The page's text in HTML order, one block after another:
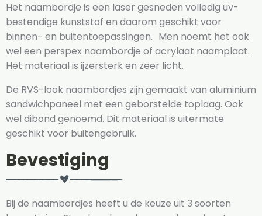
Het naambordje is een laser gesneden volledig uv-
bestendige kunststof en daarom geschikt voor
binnen- en buitentoepassingen. Men noemt het ook
wel een perspex naambordje of acrylaat naamplaat.
Het materiaal is ijzersterk en zeer licht.
De RVS-look naambordjes zijn gemaakt van aluminium
sandwichpaneel met een geborstelde toplaag. Ook
wel dibond genoemd. Dit materiaal is uitermate
geschikt voor buitengebruik.
Bevestiging
Bij de naambordjes heeft u de keuze uit 3 soorten